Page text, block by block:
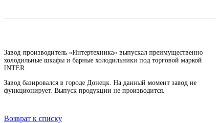
Завод-производитель «Интертехника» выпускал преимущественно
холодильные шкафы и барные холодильники под торговой маркой
INTER.
Завод базировался в городе Донецк. На данный момент завод не
функционирует. Выпуск продукции не производится.
Возврат к списку